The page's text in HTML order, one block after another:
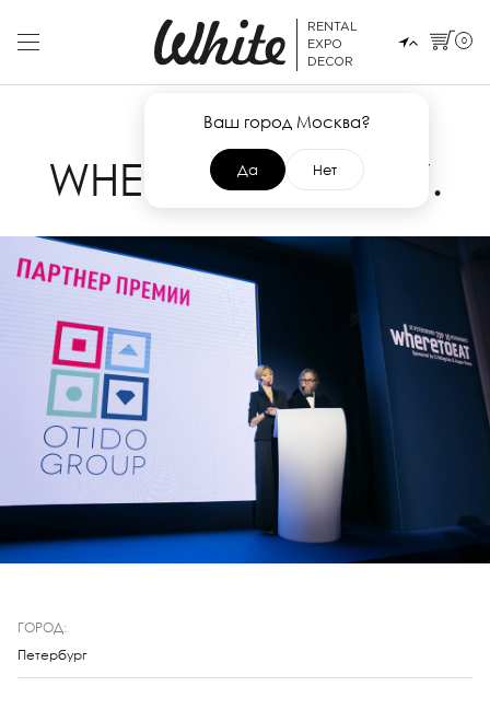
RENTAL
EXPO
DECOR
Ваш город Москва?
Да Нет
0
22 НОЯБРЯ 2017
WHERETOEAT 2017.
ГОРОД:
Петербург